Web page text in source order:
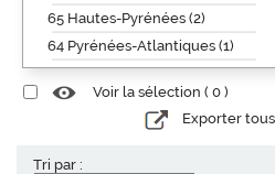
65 Hautes-Pyrénées (2)
64 Pyrénées-Atlantiques (1)
Voir la sélection ( 0 )
Exporter
Tri par :